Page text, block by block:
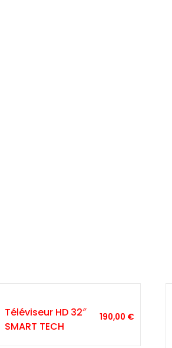
Téléviseur HD 32″
SMART TECH
190,00 €